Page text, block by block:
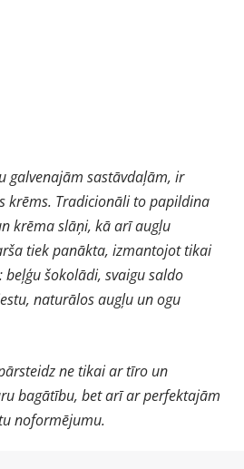
galvenajām sastāvdaļām, ir
krēms. Tradicionāli to papildina
krēma slāņi, kā arī augļu
tiek panākta, izmantojot tikai
beļģu šokolādi, svaigu saldo
naturālos augļu un ogu
ne tikai ar tīro un
bagātību, bet arī ar perfektajām
noformējumu.